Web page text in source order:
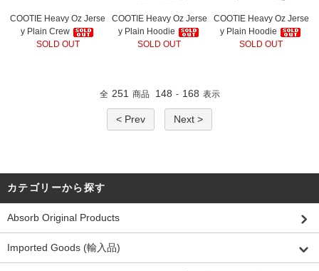
COOTIE Heavy Oz Jerse
y Plain Crew
SOLD OUT
COOTIE Heavy Oz Jerse
y Plain Hoodie
SOLD OUT
COOTIE Heavy Oz Jerse
y Plain Hoodie
SOLD OUT
全 251 商品 148 - 168 表示
< Prev Next >
カテゴリーから探す
Absorb Original Products
Imported Goods (輸入品)